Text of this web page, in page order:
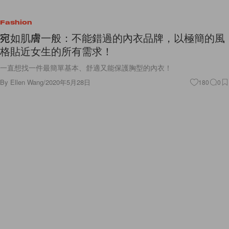
宛如肌膚一般：不能錯過的內衣品牌，以極簡的風
格貼近女生的所有需求！
一直想找一件最簡單基本、舒適又能保護胸型的內衣！
ByEllen Wang/2020年5月28日